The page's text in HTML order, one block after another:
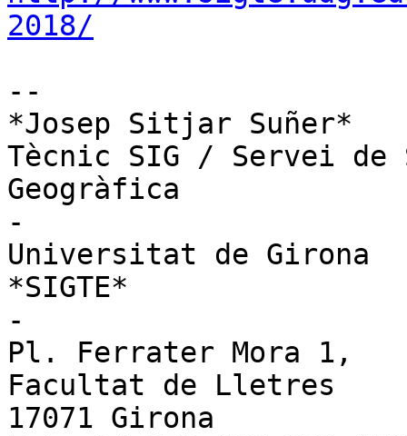
2018/
--
*Josep Sitjar Suñer*
Tècnic SIG / Servei de
Geogràfica
-
Universitat de Girona
*SIGTE*
-
Pl. Ferrater Mora 1,
Facultat de Lletres
17071 Girona